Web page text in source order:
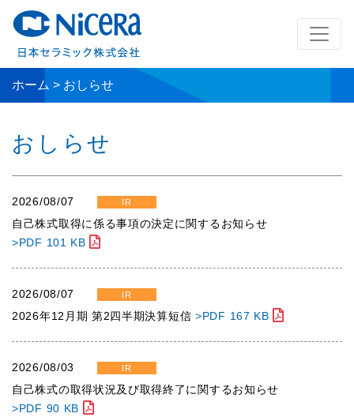
ホーム > おしらせ
おしらせ
2026/08/07 IR
自己株式取得に係る事項の決定に関するお知らせ
>PDF 101 KB
2026/08/07 IR
2026年12月期 第2四半期決算短信 >PDF 167 KB
2026/08/03 IR
自己株式の取得状況及び取得終了に関するお知らせ
>PDF 90 KB